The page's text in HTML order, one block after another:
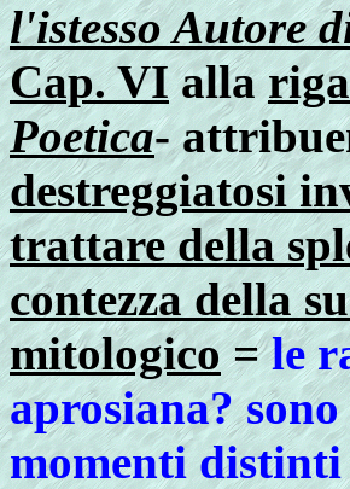
l'istesso Autore
Cap. VIalla
Poetica-
destreggiatosi
trattare della
contezza della
mitologico=le
aprosiana?
momenti distinti